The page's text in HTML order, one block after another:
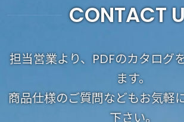
CONTACT
担当営業より、PDFのカタログ
ます。
商品仕様のご質問などもお気軽
下さい。